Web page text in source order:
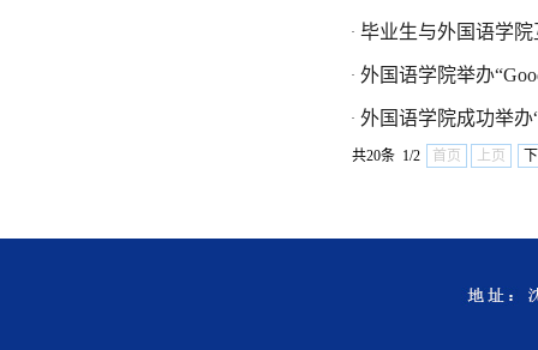
· 毕业生与外国语学
· 外国语学院举办
· 外国语学院成功举
共20条 1/2 首页 上页